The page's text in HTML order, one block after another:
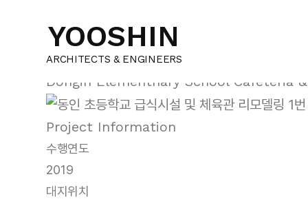
YOOSHIN
ARCHITECTS & ENGINEERS
동인 초등학교 급식
Dongin Elementnary School Cafeteria
Project Information
수행연도
2019
대지위치